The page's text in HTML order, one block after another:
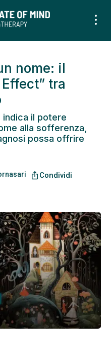
nome: il
tra
indica il potere
alla sofferenza,
possa offrire
ios_share Condividi